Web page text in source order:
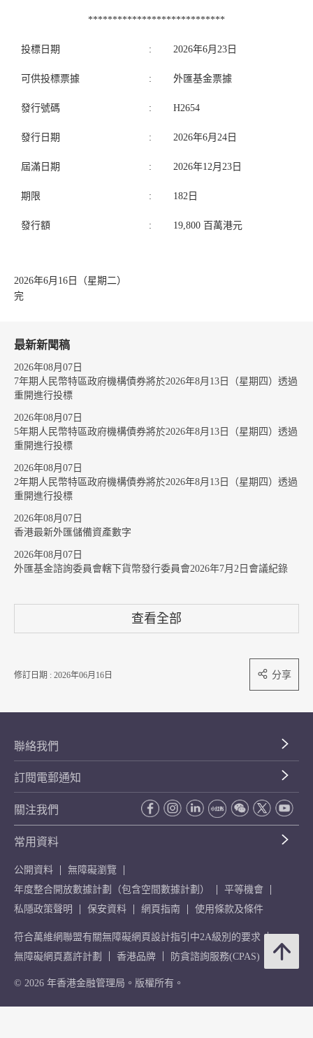
****************************
投標日期 : 2026年6月23日
可供投標票據 : 外匯基金票據
發行號碼 : H2654
發行日期 : 2026年6月24日
屆滿日期 : 2026年12月23日
期限 : 182日
發行額 : 19,800 百萬港元
2026年6月16日（星期二）
完
最新新聞稿
2026年08月07日
7年期人民幣特區政府機構債券將於2026年8月13日（星期四）透過
重開進行投標
2026年08月07日
5年期人民幣特區政府機構債券將於2026年8月13日（星期四）透過
重開進行投標
2026年08月07日
2年期人民幣特區政府機構債券將於2026年8月13日（星期四）透過
重開進行投標
2026年08月07日
香港最新外匯儲備資產數字
2026年08月07日
外匯基金諮詢委員會轄下貨幣發行委員會2026年7月2日會議紀錄
查看全部
修訂日期 : 2026年06月16日 分享
聯絡我們
訂閱電郵通知
關注我們
常用資料
公開資料
無障礙瀏覽
年度整合開放數據計劃（包含空間數據計劃）
平等機會
私隱政策聲明
保安資料 網頁指南 使用條款及條件
符合萬維網聯盟有關無障礙網頁設計指引中2A級別的要求
無障礙網頁嘉許計劃
香港品牌 防貪諮詢服務(CPAS)
© 2026 年香港金融管理局。版權所有。